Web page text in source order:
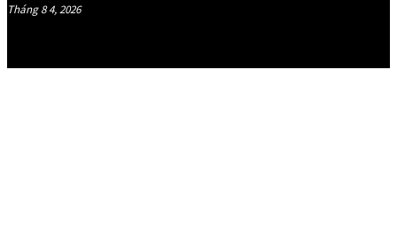
Tháng 8 4, 2026